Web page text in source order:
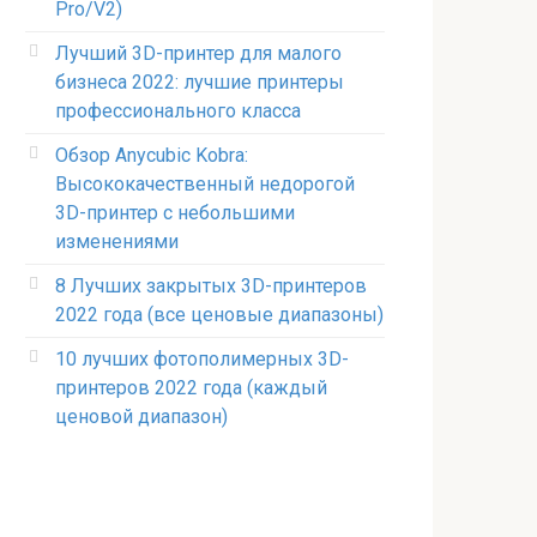
Pro/V2)
Лучший 3D-принтер для малого
бизнеса 2022: лучшие принтеры
профессионального класса
Обзор Anycubic Kobra:
Высококачественный недорогой
3D-принтер с небольшими
изменениями
8 Лучших закрытых 3D-принтеров
2022 года (все ценовые диапазоны)
10 лучших фотополимерных 3D-
принтеров 2022 года (каждый
ценовой диапазон)